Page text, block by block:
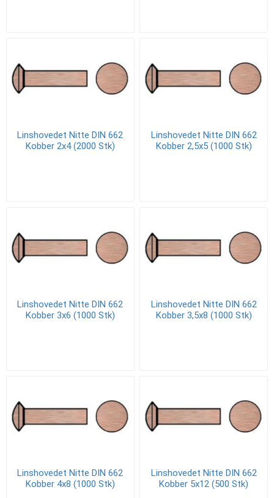
Linshovedet Nitte DIN 662
Kobber 2x4 (2000 Stk)
Linshovedet Nitte DIN 662
Kobber 2,5x5 (1000 Stk)
Linshovedet Nitte DIN 662
Kobber 3x6 (1000 Stk)
Linshovedet Nitte DIN 662
Kobber 3,5x8 (1000 Stk)
Linshovedet Nitte DIN 662
Kobber 4x8 (1000 Stk)
Linshovedet Nitte DIN 662
Kobber 5x12 (500 Stk)